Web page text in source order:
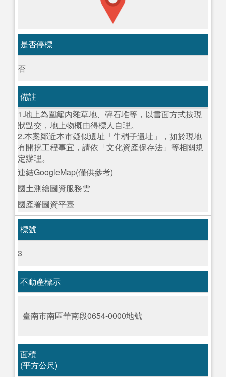
是否停標
否
備註
1.地上為圍籬內雜草地、碎石堆等，以書面方式按現
狀點交，地上物概由得標人自理。
2.本案鄰近本市疑似遺址「牛稠子遺址」，如於現地
有開挖工程事宜，請依「文化資產保存法」等相關規
定辦理。
連結GoogleMap(僅供參考)
國土測繪圖資服務雲
國產署圖資平臺
標號
3
不動產標示
臺南市南區華南段0654-0000地號
面積
(平方公尺)